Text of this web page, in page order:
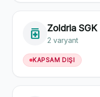
medication Zoldria SGK
2 varyant
KAPSAM DIŞI